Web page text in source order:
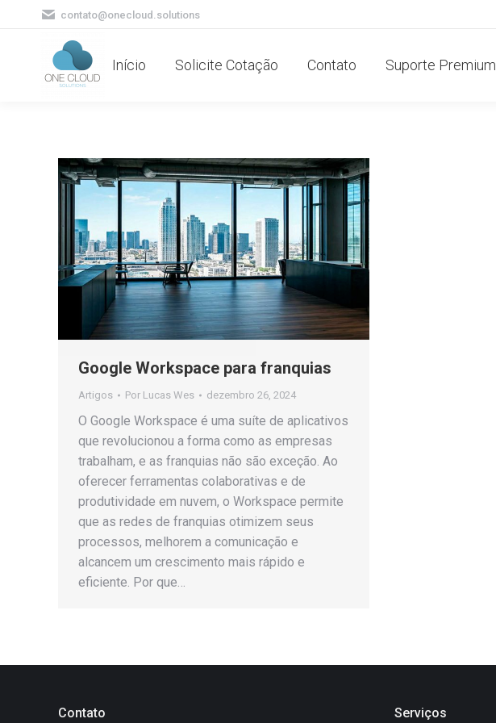
contato@onecloud.solutions
Início Solicite Cotação Contato Suporte Premium
Google Workspace para franquias
Artigos Por Lucas Wes dezembro 26, 2024
O Google Workspace é uma suíte de aplicativos
que revolucionou a forma como as empresas
trabalham, e as franquias não são exceção. Ao
oferecer ferramentas colaborativas e de
produtividade em nuvem, o Workspace permite
que as redes de franquias otimizem seus
processos, melhorem a comunicação e
alcancem um crescimento mais rápido e
eficiente. Por que…
Contato Serviços